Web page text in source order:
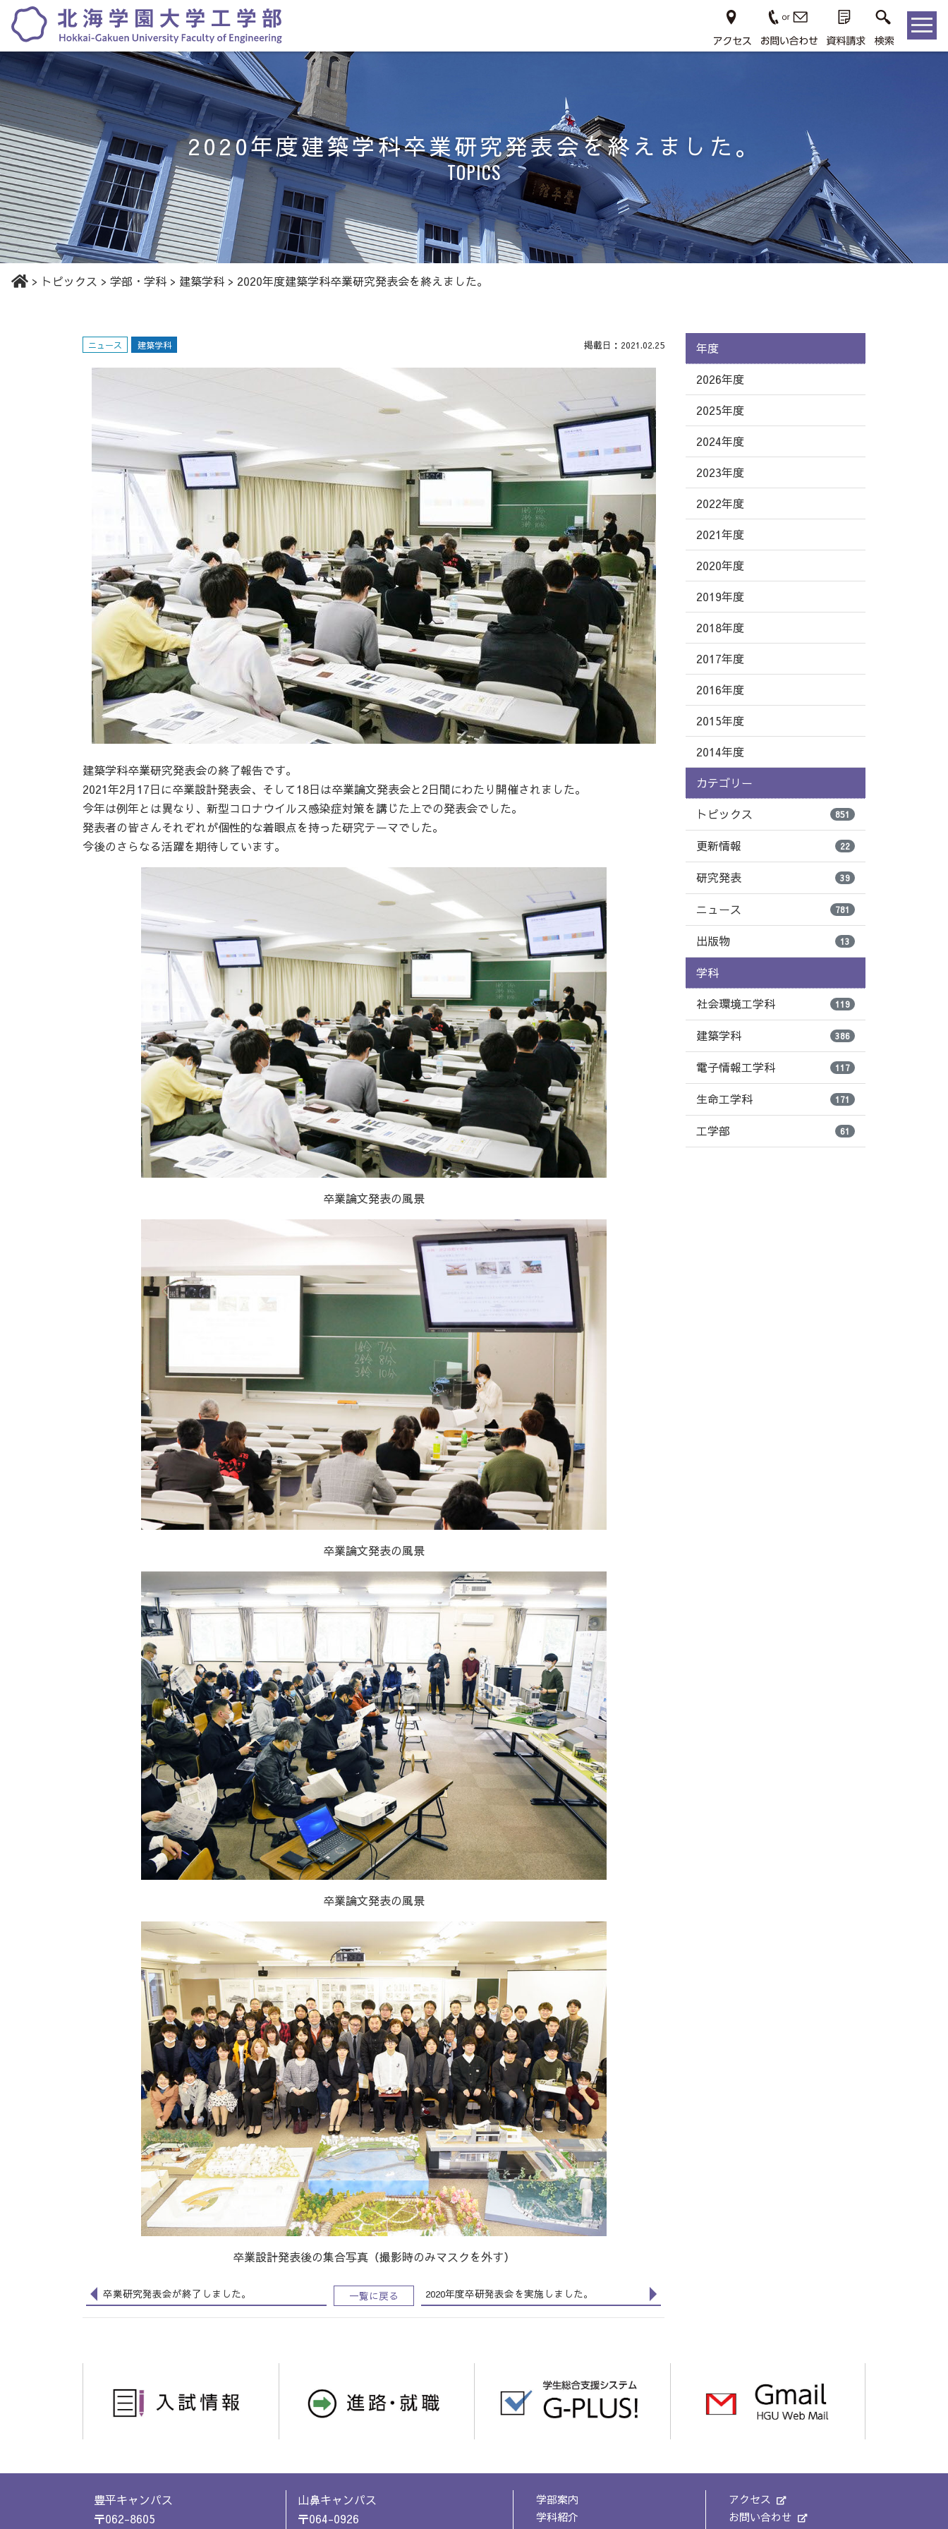
2020年度建築学科卒業研究発表会を終えました。
TOPICS
> トピックス > 学部・学科 > 建築学科 > 2020年度建築学科卒業研究発表会を終えました。
ニュース 建築学科 掲載日：2021.02.25
建築学科卒業研究発表会の終了報告です。
2021年2月17日に卒業設計発表会、そして18日は卒業論文発表会と2日間にわたり開催されました。
今年は例年とは異なり、新型コロナウイルス感染症対策を講じた上での発表会でした。
発表者の皆さんそれぞれが個性的な着眼点を持った研究テーマでした。
今後のさらなる活躍を期待しています。
卒業論文発表の風景
卒業論文発表の風景
卒業論文発表の風景
卒業設計発表後の集合写真（撮影時のみマスクを外す）
卒業研究発表会が終了しました。 一覧に戻る 2020年度卒研発表会を実施しました。
年度
2026年度
2025年度
2024年度
2023年度
2022年度
2021年度
2020年度
2019年度
2018年度
2017年度
2016年度
2015年度
2014年度
カテゴリー
トピックス 851
更新情報 22
研究発表 39
ニュース 781
出版物 13
学科
社会環境工学科 119
建築学科 386
電子情報工学科 117
生命工学科 171
工学部 61
豊平キャンパス
〒062-8605
山鼻キャンパス
〒064-0926
学部案内
学科紹介
アクセス
お問い合わせ